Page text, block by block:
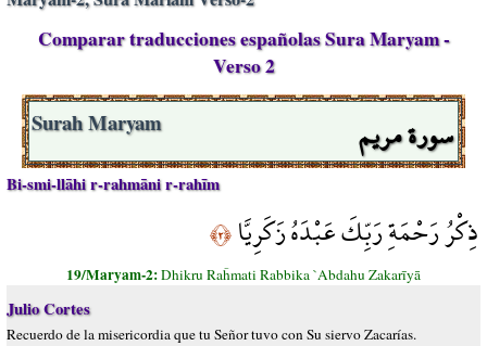
Comparar traducciones españolas Sura Maryam -
Verso 2
سورة مريم Surah Maryam
Bi-smi-llāhi r-rahmāni r-rahīm
ذِكْرُ رَحْمَةِ رَبِّكَ عَبْدَهُ زَكَرِيَّا﴿٢﴾
19/Maryam-2:Dhikru Raĥmati Rabbika `Abdahu Zakarīyā
Julio Cortes
Recuerdo de la misericordia que tu Señor tuvo con Su siervo Zacarías.